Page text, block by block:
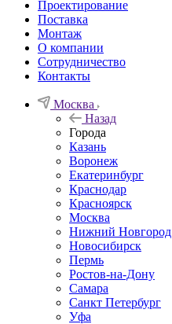
Проектирование
Поставка
Монтаж
О компании
Сотрудничество
Контакты
Москва
Назад
Города
Казань
Воронеж
Екатеринбург
Краснодар
Красноярск
Москва
Нижний Новгород
Новосибирск
Пермь
Ростов-на-Дону
Самара
Санкт Петербург
Уфа